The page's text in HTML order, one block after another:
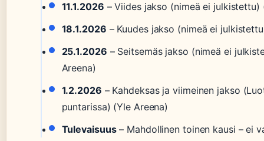
11.1.2026 – Viides jakso (nimeä ei julkistettu)
18.1.2026 – Kuudes jakso (nimeä ei
25.1.2026 – Seitsemäs jakso (nimeä ei
Areena)
1.2.2026 – Kahdeksas ja viimeinen jakso
puntarissa) (Yle Areena)
Tulevaisuus– Mahdollinen toinen kausi – ei